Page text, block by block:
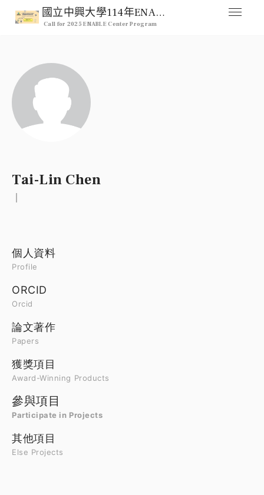
國立中興大學114年ENABLE Center 跨領域整合型研究計畫徵求公告
Call for 2025 ENABLE Center Program
人才列表
Professional
註冊
Login
Tai-Lin Chen
｜
個人資料
Profile
ORCID
Orcid
論文著作
Papers
獲獎項目
Award-Winning Products
參與項目
Participate in Projects
其他項目
Else Projects